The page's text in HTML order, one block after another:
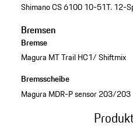
Shimano CS 6100 10-51T. 12-
Bremsen
Bremse
Magura MT Trail HC1/ Shiftmix
Bremsscheibe
Magura MDR-P sensor 203/203